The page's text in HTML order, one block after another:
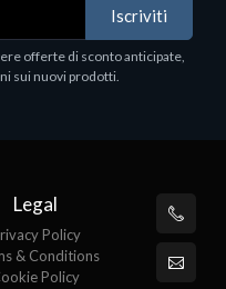
Iscriviti
offerte di sconto anticipate,
sui nuovi prodotti.
Legal
Policy
& Conditions
Policy